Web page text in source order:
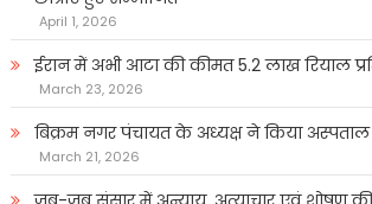
April 1, 2026
ईरान में अभी आटा की कीमत 5.2 लाख रियाल
March 23, 2026
बिक्रम नगर पंचायत के अध्यक्ष ने किया अस्पताल
March 21, 2026